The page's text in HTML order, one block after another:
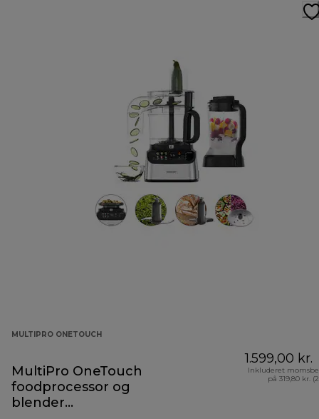
MULTIPRO ONETOUCH
MultiPro OneTouch
foodprocessor og
blender
1.599,00 kr.
Inkluderet
på 319,80 kr.